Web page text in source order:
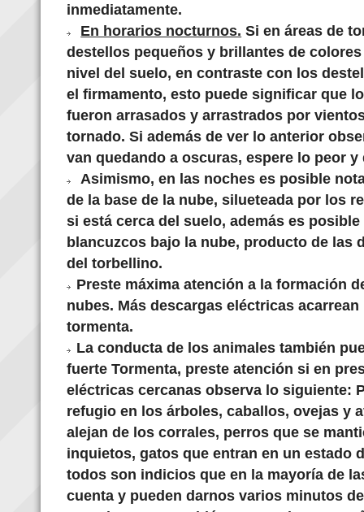
inmediatamente.
En horarios nocturnos. Si en áreas de
destellos pequeños y brillantes de
nivel del suelo, en contraste con los
el firmamento, esto puede significar que
fueron arrasados y arrastrados por
tornado. Si además de ver lo anterior
van quedando a oscuras, espere lo peor
Asimismo, en las noches es posible
de la base de la nube, silueteada por los
si está cerca del suelo, además es
blancuzcos bajo la nube, producto de las
del torbellino.
Preste máxima atención a la formación
nubes. Más descargas eléctricas
tormenta.
La conducta de los animales también
fuerte Tormenta, preste atención si en
eléctricas cercanas observa lo siguiente:
refugio en los árboles, caballos, ovejas y
alejan de los corrales, perros que se
inquietos, gatos que entran en un estado
todos son indicios que en la mayoría de
cuenta y pueden darnos varios minutos